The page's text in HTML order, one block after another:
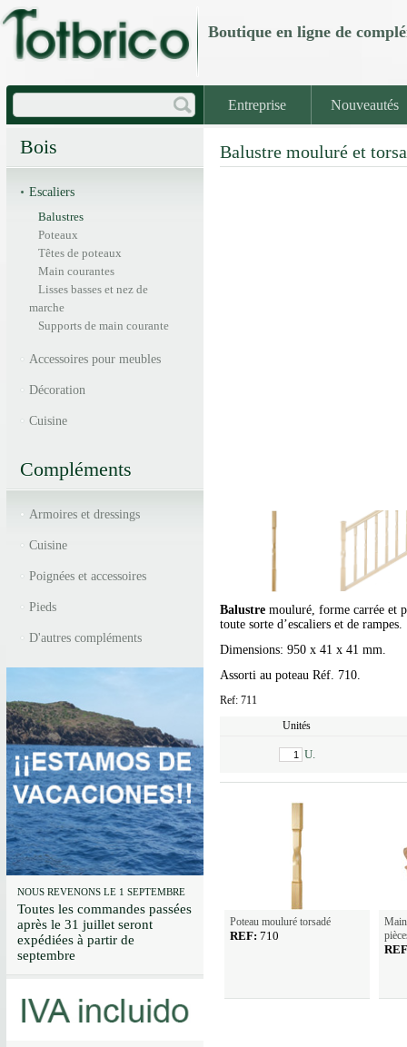
Boutique en ligne de
Entreprise Nouveautés
Bois
Escaliers
Balustres
Poteaux
Têtes de poteaux
Main courantes
Lisses basses et nez de
marche
Supports de main courante
Accessoires pour meubles
Décoration
Cuisine
Compléments
Armoires et dressings
Cuisine
Poignées et accessoires
Pieds
D'autres compléments
NOUS REVENONS LE 1 SEPTEMBRE
Toutes les commandes passées
après le 31 juillet seront
expédiées à partir de
septembre
Balustre mouluré et
Balustre mouluré, forme carrée et
toute sorte d’escaliers et de rampes.
Dimensions: 950 x 41 x 41 mm.
Assorti au poteau Réf. 710.
Ref: 711
Unités
U.
Poteau mouluré torsadé
REF: 710